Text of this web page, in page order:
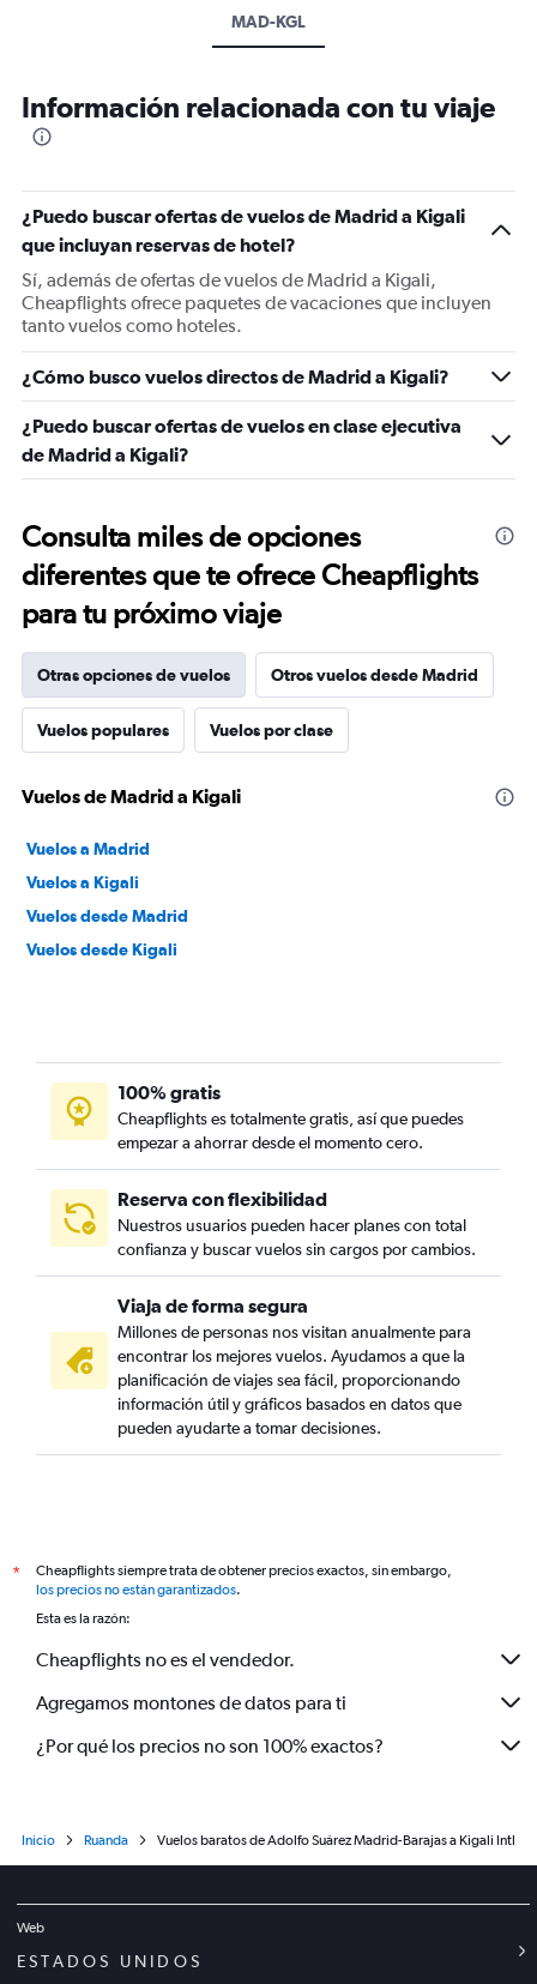
MAD-KGL
Información relacionada con tu viaje
¿Puedo buscar ofertas de vuelos de Madrid a Kigali
que incluyan reservas de hotel?
Sí, además de ofertas de vuelos de Madrid a Kigali,
Cheapflights ofrece paquetes de vacaciones que incluyen
tanto vuelos como hoteles.
¿Cómo busco vuelos directos de Madrid a Kigali?
¿Puedo buscar ofertas de vuelos en clase ejecutiva
de Madrid a Kigali?
Consulta miles de opciones
diferentes que te ofrece Cheapflights
para tu próximo viaje
Otras opciones de vuelos Otros vuelos desde Madrid
Vuelos populares Vuelos por clase
Vuelos de Madrid a Kigali
Vuelos a Madrid
Vuelos a Kigali
Vuelos desde Madrid
Vuelos desde Kigali
100% gratis
Cheapflights es totalmente gratis, así que puedes
empezar a ahorrar desde el momento cero.
Reserva con flexibilidad
Nuestros usuarios pueden hacer planes con total
confianza y buscar vuelos sin cargos por cambios.
Viaja de forma segura
Millones de personas nos visitan anualmente para
encontrar los mejores vuelos. Ayudamos a que la
planificación de viajes sea fácil, proporcionando
información útil y gráficos basados en datos que
pueden ayudarte a tomar decisiones.
*
Cheapflights siempre trata de obtener precios exactos, sin embargo,
los precios no están garantizados.
Esta es la razón:
Cheapflights no es el vendedor.
Agregamos montones de datos para ti
¿Por qué los precios no son 100% exactos?
Inicio Ruanda Vuelos baratos de Adolfo Suárez Madrid-Barajas a Kigali Intl
Web
ESTADOS UNIDOS